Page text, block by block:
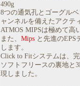
490g
8つの通気孔とゴーグル
ャンネルを備えたアクテ
ATMOS MIPSは極めて高
また、 Mips と先進のEPS
します。
Click to Fitシステムは、
ソフトフリースの裏地と
現しました。